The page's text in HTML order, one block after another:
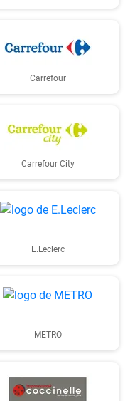
Carrefour
Carrefour City
E.Leclerc
METRO